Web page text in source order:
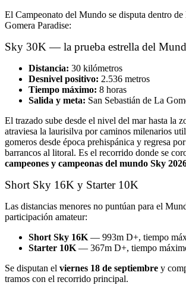
El Campeonato del Mundo se disputa dentro de
Gomera Paradise:
Sky 30K — la prueba estrella del
Distancia: 30 kilómetros
Desnivel positivo: 2.536 metros
Tiempo máximo: 8 horas
Salida y meta: San Sebastián de La
El trazado sube desde el nivel del mar hasta la
atraviesa la laurisilva por caminos milenarios
gomeros desde época prehispánica y regresa
barrancos al litoral. Es el recorrido donde se
campeones y campeonas del mundo Sky
Short Sky 16K y Starter 10K
Las distancias menores no puntúan para el
participación amateur:
Short Sky 16K — 993m D+, tiempo
Starter 10K — 367m D+, tiempo
Se disputan el viernes 18 de septiembre y
tramos con el recorrido principal.